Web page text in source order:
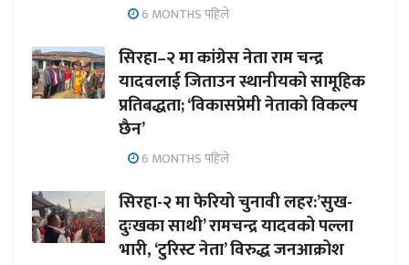
6 MONTHS पहिले
सिरहा–२ मा कांग्रेस नेता राम चन्द्र
यादवलाई जिताउन स्थानीयको सामूहिक
प्रतिबद्धता; ‘विकासप्रेमी नेताको विकल्प
छैन’
6 MONTHS पहिले
सिरहा-२ मा फेरियो चुनावी लहर:’सुख-
दुःखका साथी’ रामचन्द्र यादवको पल्ला
भारी, ‘टुरिस्ट नेता’ विरुद्ध जनआक्रोश